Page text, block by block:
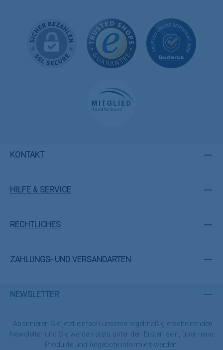
KONTAKT
HILFE & SERVICE
RECHTLICHES
ZAHLUNGS- UND VERSANDARTEN
NEWSLETTER
Abonnieren Sie jetzt einfach unseren regelmäßig erscheinenden
Newsletter und Sie werden stets unter den Ersten sein, über neue
Produkte und Angebote informiert werden.